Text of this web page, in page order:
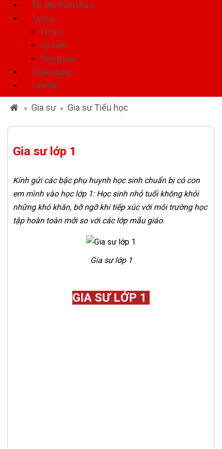
Tài liệu tham khảo
Tin tức
Tin tức
Sự kiện
Thông báo
Tuyển dụng
Liên hệ
» Gia sư » Gia sư Tiểu học
Gia sư lớp 1
Kính gửi các bậc phụ huynh học sinh chuẩn bị có con
em mình vào học lớp 1: Học sinh nhỏ tuổi không khỏi
những khó khăn, bỡ ngỡ khi tiếp xúc với môi trường học
tập hoàn toàn mới so với các lớp mẫu giáo.
Gia sư lớp 1
GIA SƯ LỚP 1